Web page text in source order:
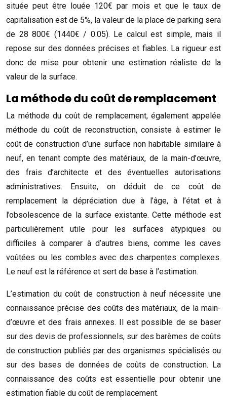
située peut être louée 120€ par mois et que le taux de
capitalisation est de 5%, la valeur de la place de parking sera
de 28 800€ (1440€ / 0.05). Le calcul est simple, mais il
repose sur des données précises et fiables. La rigueur est
donc de mise pour obtenir une estimation réaliste de la
valeur de la surface.
La méthode du coût de remplacement
La méthode du coût de remplacement, également appelée
méthode du coût de reconstruction, consiste à estimer le
coût de construction d’une surface non habitable similaire à
neuf, en tenant compte des matériaux, de la main-d’œuvre,
des frais d’architecte et des éventuelles autorisations
administratives. Ensuite, on déduit de ce coût de
remplacement la dépréciation due à l’âge, à l’état et à
l’obsolescence de la surface existante. Cette méthode est
particulièrement utile pour les surfaces atypiques ou
difficiles à comparer à d’autres biens, comme les caves
voûtées ou les combles avec des charpentes complexes.
Le neuf est la référence et sert de base à l’estimation.
L’estimation du coût de construction à neuf nécessite une
connaissance précise des coûts des matériaux, de la main-
d’œuvre et des frais annexes. Il est possible de se baser
sur des devis de professionnels, sur des barèmes de coûts
de construction publiés par des organismes spécialisés ou
sur des bases de données de coûts de construction. La
connaissance des coûts est essentielle pour obtenir une
estimation fiable du coût de remplacement.